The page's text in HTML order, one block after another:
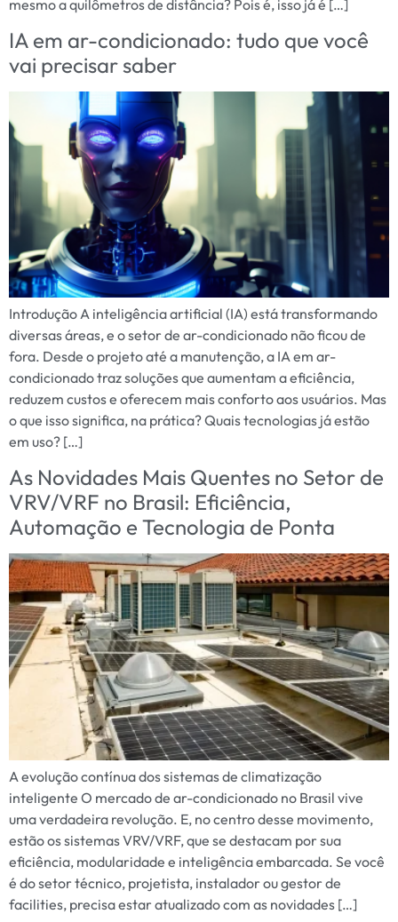
mesmo a quilômetros de distância? Pois é, isso já é […]
IA em ar-condicionado: tudo que você
vai precisar saber
Introdução A inteligência artificial (IA) está transformando
diversas áreas, e o setor de ar-condicionado não ficou de
fora. Desde o projeto até a manutenção, a IA em ar-
condicionado traz soluções que aumentam a eficiência,
reduzem custos e oferecem mais conforto aos usuários. Mas
o que isso significa, na prática? Quais tecnologias já estão
em uso? […]
As Novidades Mais Quentes no Setor de
VRV/VRF no Brasil: Eficiência,
Automação e Tecnologia de Ponta
A evolução contínua dos sistemas de climatização
inteligente O mercado de ar-condicionado no Brasil vive
uma verdadeira revolução. E, no centro desse movimento,
estão os sistemas VRV/VRF, que se destacam por sua
eficiência, modularidade e inteligência embarcada. Se você
é do setor técnico, projetista, instalador ou gestor de
facilities, precisa estar atualizado com as novidades […]